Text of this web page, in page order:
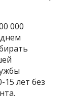
000
лет без